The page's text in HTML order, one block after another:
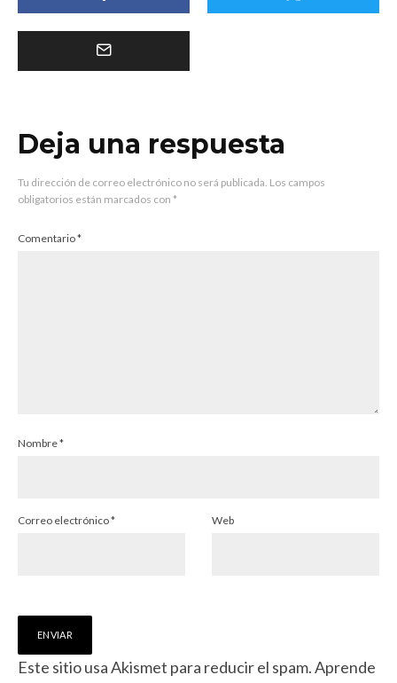
Deja una respuesta
Tu dirección de correo electrónico no será publicada. Los campos
obligatorios están marcados con *
Comentario*
Nombre*
Correo electrónico* Web
Este sitio usa Akismet para reducir el spam.Aprende